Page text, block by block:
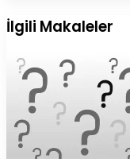
ile
paylaş
İlgili Makaleler